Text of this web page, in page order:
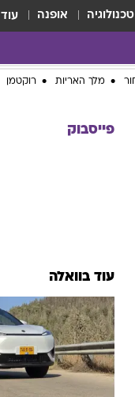
טכנולוגיה אופנה עוד
פייסבוק